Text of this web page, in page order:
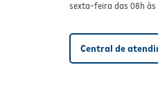
sexta-feira das 08h
Central de